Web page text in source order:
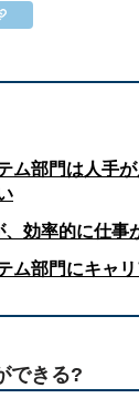
ム部門は人手
、効率的に仕事
ム部門にキャ
できる?